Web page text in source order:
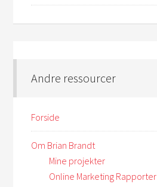
Andre ressourcer
Forside
Om Brian Brandt
Mine projekter
Online Marketing Rapporter